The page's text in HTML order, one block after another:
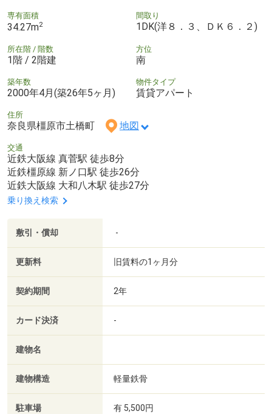
専有面積
34.27m2
間取り
1DK(洋８．３、ＤＫ６．２)
所在階 / 階数
1階 / 2階建
方位
南
築年数
2000年4月(築26年5ヶ月)
物件タイプ
賃貸アパート
住所
奈良県橿原市土橋町 地図
交通
近鉄大阪線 真菅駅 徒歩8分
近鉄橿原線 新ノ口駅 徒歩26分
近鉄大阪線 大和八木駅 徒歩27分
乗り換え検索
敷引・償却 -
更新料 旧賃料の1ヶ月分
契約期間 2年
カード決済 -
建物名
建物構造 軽量鉄骨
駐車場 有 5,500円